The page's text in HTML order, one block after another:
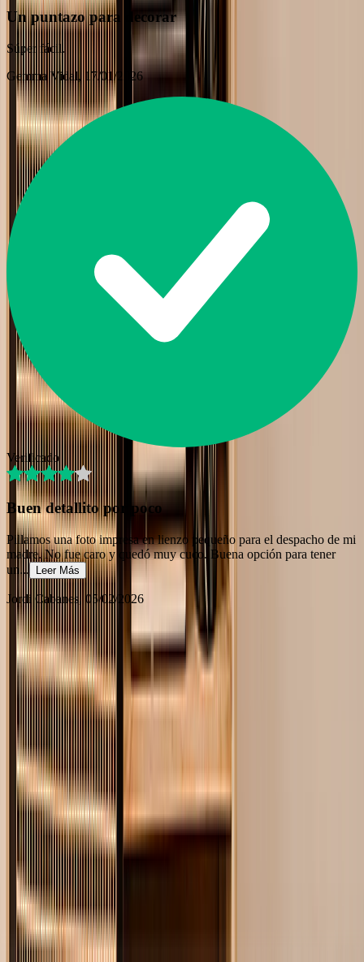
Un puntazo para decorar
Súper fácil.
Gemma Vidal, 17/01/2026
Verificado
Buen detallito por poco
Pillamos una foto impresa en lienzo pequeño para el despacho de mi
madre. No fue caro y quedó muy cuco. Buena opción para tener
un... Leer Más
Jordi Cabanes, 05/02/2026
Regalos para futuras mamás: Mantas de fotos
La llegada de un nuevo bebé es un hito que merece regalos
extraordinarios para el Día de la Madre. El embarazo es una etapa
de alegría, nervios, anticipación e incertidumbre, por lo que creemos
que las ideas de regalos para el Día de la Madre deben abarcar
calidez, tranquilidad y una celebración de la llegada inminente.
Nada logra esto mejor que una manta para el Día de la Madre. Este
regalo se puede personalizar con citas conmovedoras, palabras
sentidas y fotos, convirtiéndolo en uno de los regalos más
considerados para el Día de la Madre. Personaliza tu manta del Día
de la Madre con una de estas citas, o úsala como punto de partida:
"Estoy enamorada de un humano al que aún no he
conocido." — Ivonne Maria Reynolds
"9 meses preparando para enamorarme para toda la vida."
— Desconocido
"A veces las cosas más pequeñas ocupan el mayor espacio
en tu corazón." — A.A. Milne
"Eres la prueba de que el amor antes del primer vistazo sí
existe." — Araceli M. Ream
Estas palabras de amor capturan hermosamente el significado de la